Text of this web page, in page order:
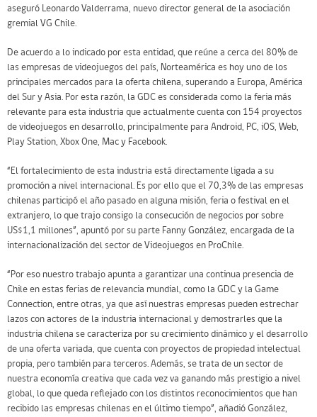
aseguró Leonardo Valderrama, nuevo director general de la asociación
gremial VG Chile.
De acuerdo a lo indicado por esta entidad, que reúne a cerca del 80% de
las empresas de videojuegos del país, Norteamérica es hoy uno de los
principales mercados para la oferta chilena, superando a Europa, América
del Sur y Asia. Por esta razón, la GDC es considerada como la feria más
relevante para esta industria que actualmente cuenta con 154 proyectos
de videojuegos en desarrollo, principalmente para Android, PC, iOS, Web,
Play Station, Xbox One, Mac y Facebook.
“El fortalecimiento de esta industria está directamente ligada a su
promoción a nivel internacional. Es por ello que el 70,3% de las empresas
chilenas participó el año pasado en alguna misión, feria o festival en el
extranjero, lo que trajo consigo la consecución de negocios por sobre
US$1,1 millones”, apuntó por su parte Fanny González, encargada de la
internacionalización del sector de Videojuegos en ProChile.
“Por eso nuestro trabajo apunta a garantizar una continua presencia de
Chile en estas ferias de relevancia mundial, como la GDC y la Game
Connection, entre otras, ya que así nuestras empresas pueden estrechar
lazos con actores de la industria internacional y demostrarles que la
industria chilena se caracteriza por su crecimiento dinámico y el desarrollo
de una oferta variada, que cuenta con proyectos de propiedad intelectual
propia, pero también para terceros. Además, se trata de un sector de
nuestra economía creativa que cada vez va ganando más prestigio a nivel
global, lo que queda reflejado con los distintos reconocimientos que han
recibido las empresas chilenas en el último tiempo”, añadió González,